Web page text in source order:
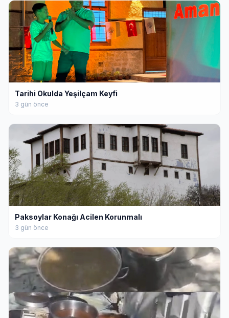
Tarihi Okulda Yeşilçam Keyfi
3 gün önce
Paksoylar Konağı Acilen Korunmalı
3 gün önce